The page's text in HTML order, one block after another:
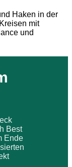
Best
Ende